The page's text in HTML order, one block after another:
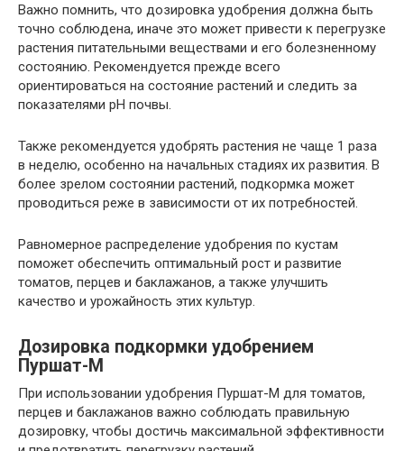
Важно помнить, что дозировка удобрения должна быть
точно соблюдена, иначе это может привести к перегрузке
растения питательными веществами и его болезненному
состоянию. Рекомендуется прежде всего
ориентироваться на состояние растений и следить за
показателями pH почвы.
Также рекомендуется удобрять растения не чаще 1 раза
в неделю, особенно на начальных стадиях их развития. В
более зрелом состоянии растений, подкормка может
проводиться реже в зависимости от их потребностей.
Равномерное распределение удобрения по кустам
поможет обеспечить оптимальный рост и развитие
томатов, перцев и баклажанов, а также улучшить
качество и урожайность этих культур.
Дозировка подкормки удобрением
Пуршат-М
При использовании удобрения Пуршат-М для томатов,
перцев и баклажанов важно соблюдать правильную
дозировку, чтобы достичь максимальной эффективности